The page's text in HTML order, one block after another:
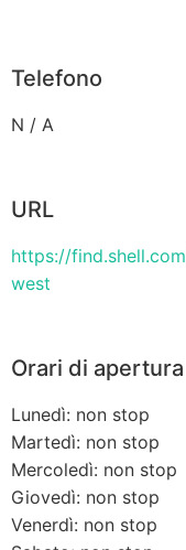
Telefono
N / A
URL
https://
west
Orari di apertura
Lunedì: non stop
Martedì: non stop
Mercoledì: non stop
Giovedì: non stop
Venerdì: non stop